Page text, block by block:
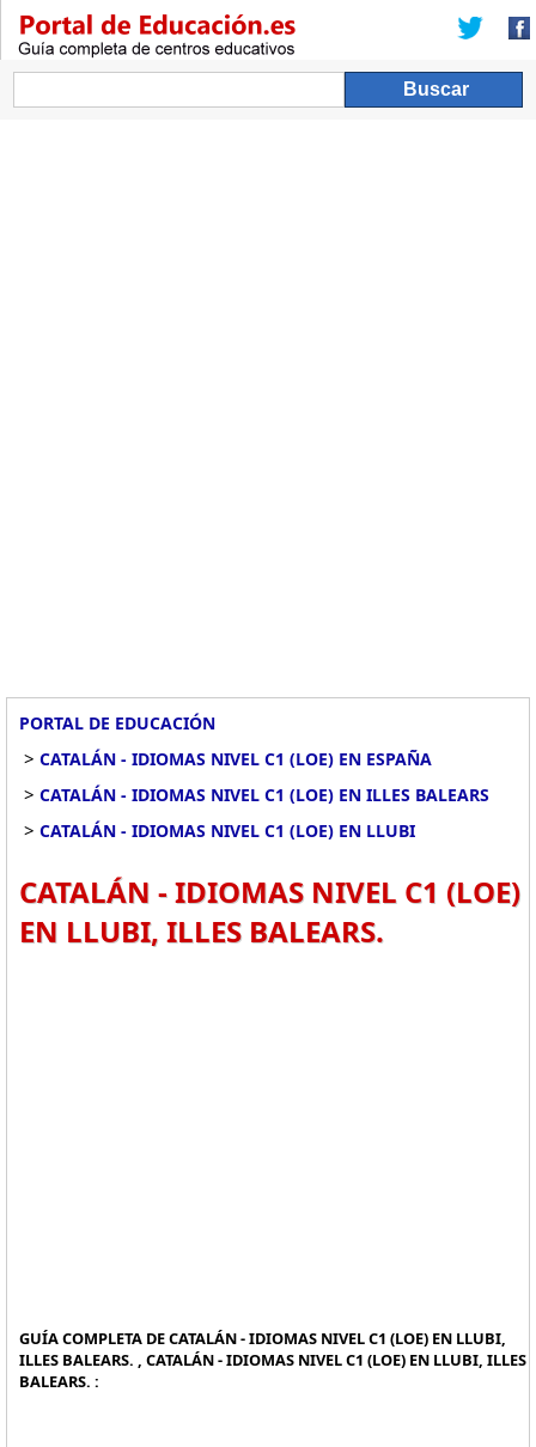
PORTAL DE EDUCACIÓN
> CATALÁN - IDIOMAS NIVEL C1 (LOE) EN ESPAÑA
> CATALÁN - IDIOMAS NIVEL C1 (LOE) EN ILLES BALEARS
> CATALÁN - IDIOMAS NIVEL C1 (LOE) EN LLUBI
CATALÁN - IDIOMAS NIVEL C1 (LOE)
EN LLUBI, ILLES BALEARS.
GUÍA COMPLETA DE CATALÁN - IDIOMAS NIVEL C1 (LOE) EN LLUBI,
ILLES BALEARS. , CATALÁN - IDIOMAS NIVEL C1 (LOE) EN LLUBI, ILLES
BALEARS. :